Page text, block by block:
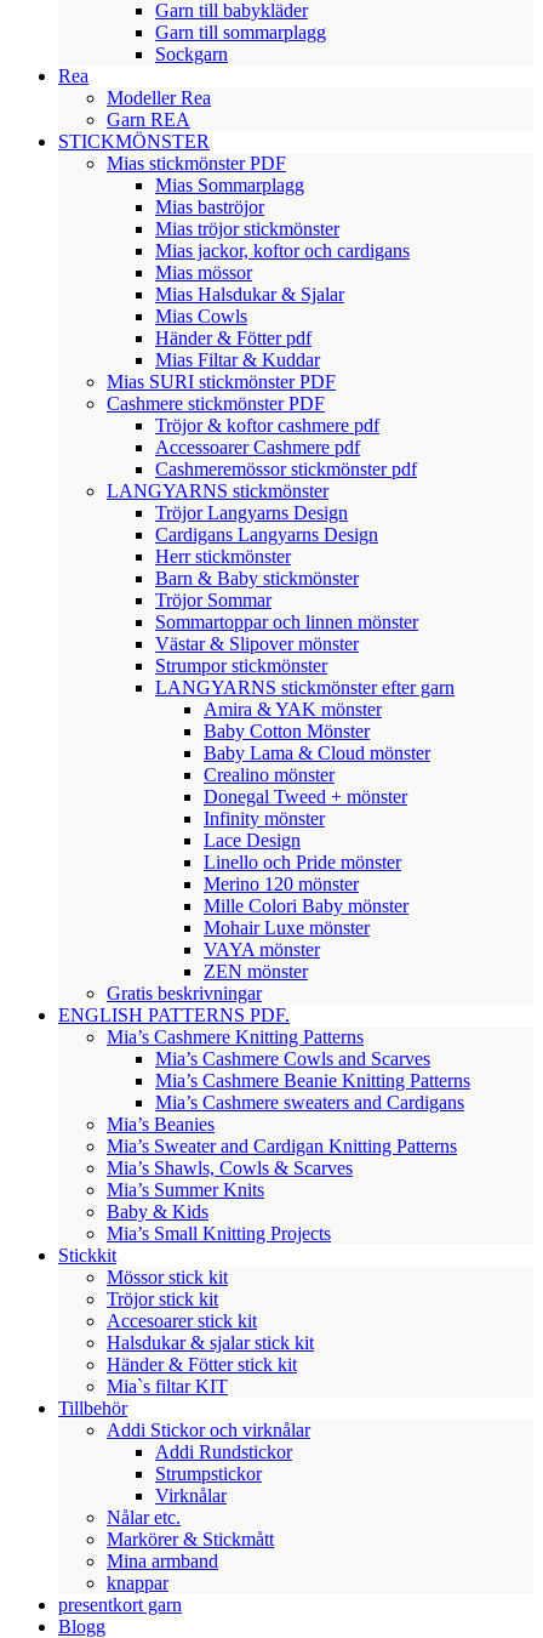
Garn till babykläder
Garn till sommarplagg
Sockgarn
Rea
Modeller Rea
Garn REA
STICKMÖNSTER
Mias stickmönster PDF
Mias Sommarplagg
Mias baströjor
Mias tröjor stickmönster
Mias jackor, koftor och cardigans
Mias mössor
Mias Halsdukar & Sjalar
Mias Cowls
Händer & Fötter pdf
Mias Filtar & Kuddar
Mias SURI stickmönster PDF
Cashmere stickmönster PDF
Tröjor & koftor cashmere pdf
Accessoarer Cashmere pdf
Cashmeremössor stickmönster pdf
LANGYARNS stickmönster
Tröjor Langyarns Design
Cardigans Langyarns Design
Herr stickmönster
Barn & Baby stickmönster
Tröjor Sommar
Sommartoppar och linnen mönster
Västar & Slipover mönster
Strumpor stickmönster
LANGYARNS stickmönster efter garn
Amira & YAK mönster
Baby Cotton Mönster
Baby Lama & Cloud mönster
Crealino mönster
Donegal Tweed + mönster
Infinity mönster
Lace Design
Linello och Pride mönster
Merino 120 mönster
Mille Colori Baby mönster
Mohair Luxe mönster
VAYA mönster
ZEN mönster
Gratis beskrivningar
ENGLISH PATTERNS PDF.
Mia’s Cashmere Knitting Patterns
Mia’s Cashmere Cowls and Scarves
Mia’s Cashmere Beanie Knitting Patterns
Mia’s Cashmere sweaters and Cardigans
Mia’s Beanies
Mia’s Sweater and Cardigan Knitting Patterns
Mia’s Shawls, Cowls & Scarves
Mia’s Summer Knits
Baby & Kids
Mia’s Small Knitting Projects
Stickkit
Mössor stick kit
Tröjor stick kit
Accesoarer stick kit
Halsdukar & sjalar stick kit
Händer & Fötter stick kit
Mia`s filtar KIT
Tillbehör
Addi Stickor och virknålar
Addi Rundstickor
Strumpstickor
Virknålar
Nålar etc.
Markörer & Stickmått
Mina armband
knappar
presentkort garn
Blogg